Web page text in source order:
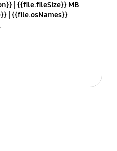
{{file.fileSize}} MB
{{file.osNames}}